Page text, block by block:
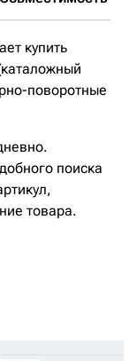
купить
поворотные
поиска
товара.